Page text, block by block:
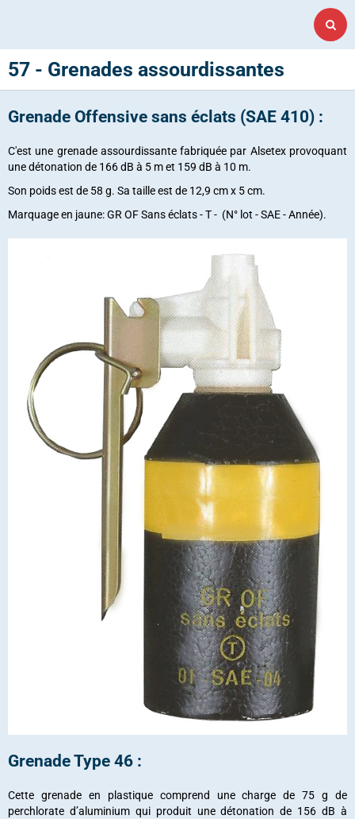
57 - Grenades assourdissantes
Grenade Offensive sans éclats (SAE 410) :
C'est une grenade assourdissante fabriquée par Alsetex provoquant
une détonation de 166 dB à 5 m et 159 dB à 10 m.
Son poids est de 58 g. Sa taille est de 12,9 cm x 5 cm.
Marquage en jaune: GR OF Sans éclats - T - (N° lot - SAE - Année).
Grenade Type 46 :
Cette grenade en plastique comprend une charge de 75 g de
perchlorate d’aluminium qui produit une détonation de 156 dB à